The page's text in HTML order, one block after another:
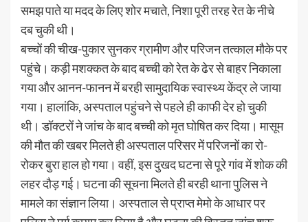
समझ पाते या मदद के लिए शोर मचाते, निशा पूरी तरह रेत के नीचे
दब चुकी थी।
बच्चों की चीख-पुकार सुनकर ग्रामीण और परिजन तत्काल मौके पर
पहुंचे। कड़ी मशक्कत के बाद बच्ची को रेत के ढेर से बाहर निकाला
गया और आनन-फानन में बरही सामुदायिक स्वास्थ्य केंद्र ले जाया
गया। हालांकि, अस्पताल पहुंचने से पहले ही काफी देर हो चुकी
थी। डॉक्टरों ने जांच के बाद बच्ची को मृत घोषित कर दिया। मासूम
की मौत की खबर मिलते ही अस्पताल परिसर में परिजनों का रो-
रोकर बुरा हाल हो गया। वहीं, इस दुखद घटना से पूरे गांव में शोक की
लहर दौड़ गई। घटना की सूचना मिलते ही बरही थाना पुलिस ने
मामले का संज्ञान लिया। अस्पताल से प्राप्त मेमो के आधार पर